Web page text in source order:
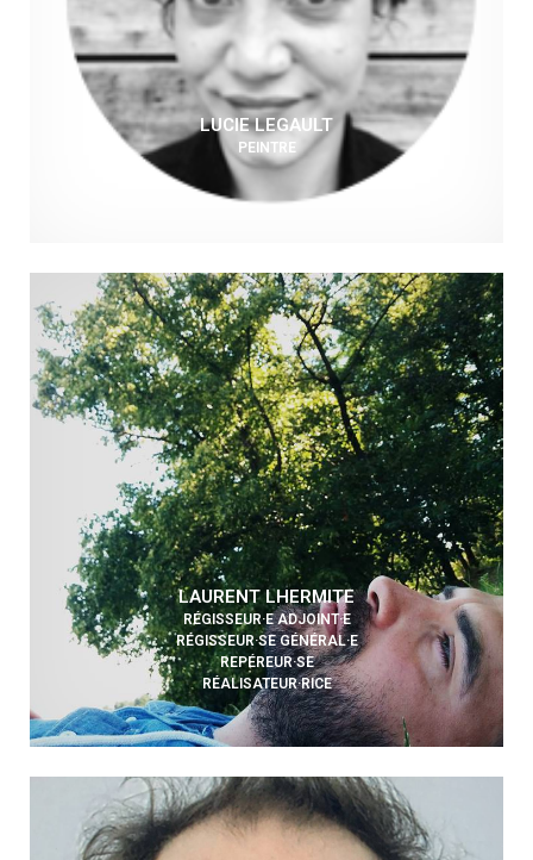
LUCIE LEGAULT
PEINTRE
LAURENT LHERMITE
RÉGISSEUR·E ADJOINT·E
RÉGISSEUR·SE GÉNÉRAL·E
REPÉREUR·SE
RÉALISATEUR·RICE